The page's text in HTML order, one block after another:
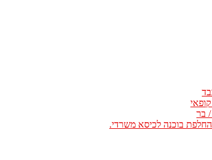
בר
בוכנה לכיסא משרדי.